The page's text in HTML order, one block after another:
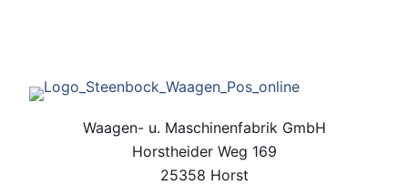
Waagen- u. Maschinenfabrik GmbH
Horstheider Weg 169
25358 Horst